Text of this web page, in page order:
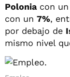
Poloniacon un
con un 7%,
por debajo de
mismo nivel